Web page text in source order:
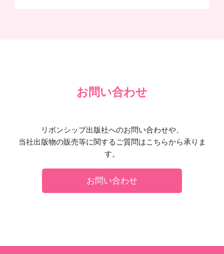
お問い合わせ
リボンシップ出版社へのお問い合わせや、
当社出版物の販売等に関するご質問はこちらから承りま
す。
お問い合わせ